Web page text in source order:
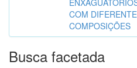
COM
COMPOSIÇÕES
Busca facetada